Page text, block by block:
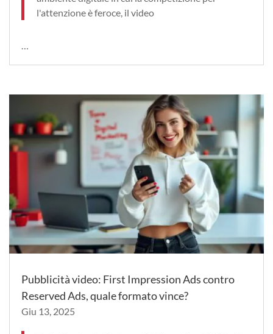
l'attenzione è feroce, il video
Pubblicità video: First Impression Ads contro
Reserved Ads, quale formato vince?
Giu 13, 2025